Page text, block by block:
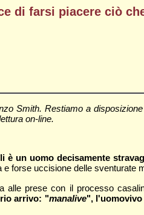
di farsi piacere ciò
Smith. Restiamo a
on-line.
è un uomo decisamente
forse uccisione delle sventurate
prese con il processo
arrivo: "manalive",